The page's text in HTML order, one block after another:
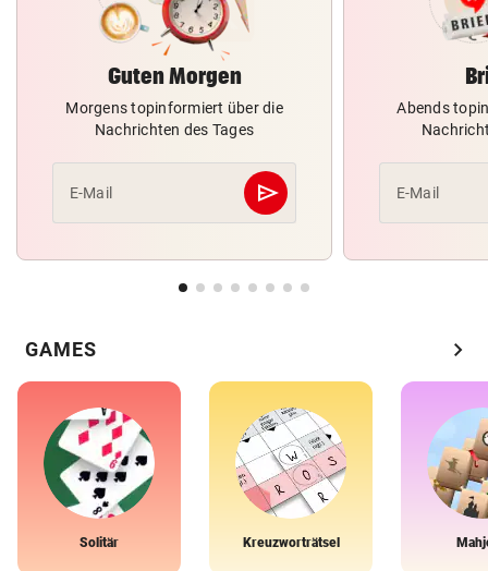
Guten Morgen
Morgens topinformiert über die
Nachrichten des Tages
E-Mail send
Abschicken
Abends
E-Mail
GAMES chevron_right
Solitär Kreuzworträtsel